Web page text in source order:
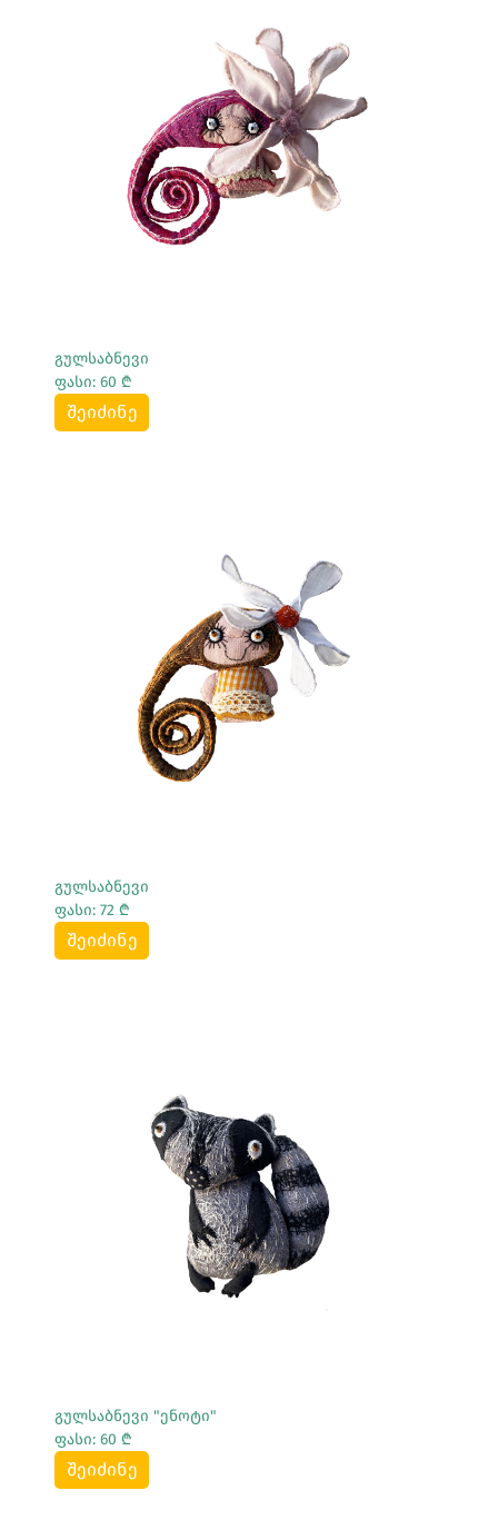
Სრულად Ნახვა
გულსაბნევი
ფასი: 60 ₾
შეიძინე
Სრულად Ნახვა
გულსაბნევი
ფასი: 72 ₾
შეიძინე
Სრულად Ნახვა
გულსაბნევი "ენოტი"
ფასი: 60 ₾
შეიძინე